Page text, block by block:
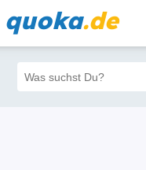
quoka.de
Filter 4 Alle
0